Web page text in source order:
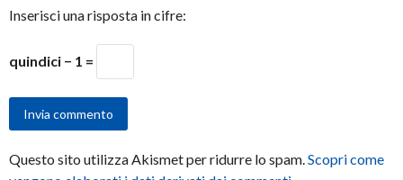
Inserisci una risposta in cifre:
quindici − 1 =
Questo sito utilizza Akismet per ridurre lo spam. Scopri come